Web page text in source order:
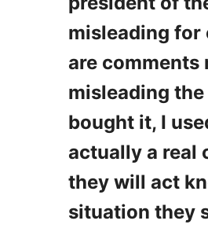
misleading for
are comments
misleading the
bought it, I
actually a real
they will act
situation they